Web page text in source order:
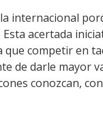
internacional
acertada
competir en
de darle mayor
conozcan,